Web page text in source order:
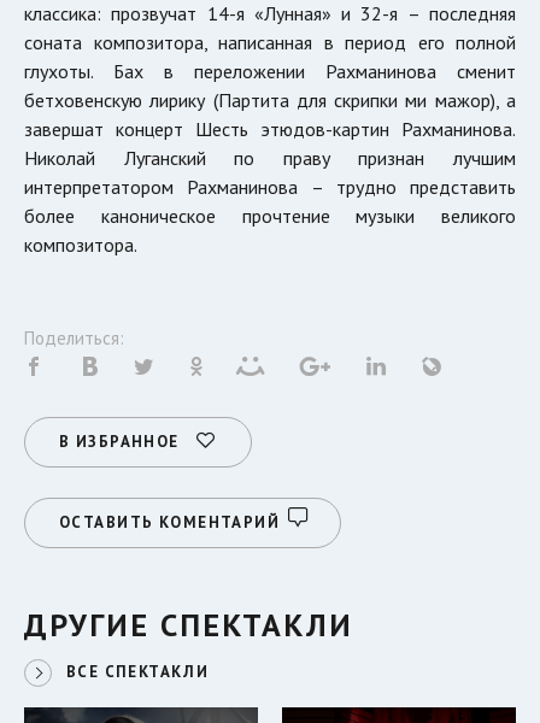
классика: прозвучат 14-я «Лунная» и 32-я – последняя
соната композитора, написанная в период его полной
глухоты. Бах в переложении Рахманинова сменит
бетховенскую лирику (Партита для скрипки ми мажор), а
завершат концерт Шесть этюдов-картин Рахманинова.
Николай Луганский по праву признан лучшим
интерпретатором Рахманинова – трудно представить
более каноническое прочтение музыки великого
композитора.
Поделиться:
В ИЗБРАННОЕ
ОСТАВИТЬ КОМЕНТАРИЙ
ДРУГИЕ СПЕКТАКЛИ
ВСЕ СПЕКТАКЛИ